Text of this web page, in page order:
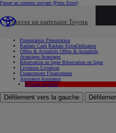
Passer au contenu suivant (Press Enter)
Trouvez un partenaire Toyota
Présentation Présentation
Rachats Cash Rachats ExtraOrdinaires
Offres & Actualités Offres & Actualités
Avantages Avantages
Réservation en ligne Réservation en ligne
Livraison Livraison
Financement Financement
Assurance Assurance
Hybride Hybride
Défilement vers la gauche